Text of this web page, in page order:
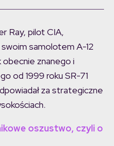
Ray, pilot CIA,
samolotem A-12
znanego i
od 1999 roku SR-71
za strategiczne
oszustwo, czyli o